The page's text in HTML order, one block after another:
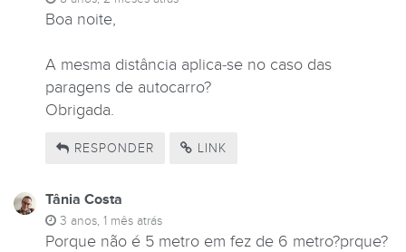
Boa noite,
A mesma distância aplica-se no caso das
paragens de autocarro?
Obrigada.
RESPONDER LINK
Tânia Costa
3 anos, 1 mês atrás
Porque não é 5 metro em fez de 6 metro?prque?